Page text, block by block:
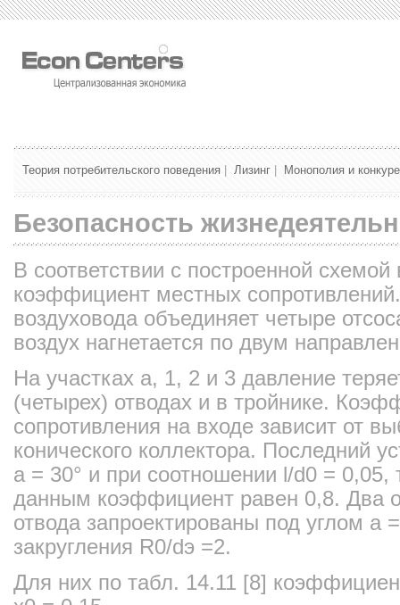
Теория потребительского поведения Лизинг Монополия и
Безопасность
В соответствии с построенной
коэффициент местных
воздуховода объединяет четыре
воздух нагнетается по двум
На участках а, 1, 2 и 3 давление
(четырех) отводах и в тройнике.
сопротивления на входе зависит от
конического коллектора. Последний
a = 30° и при соотношении l/d0 = 0,05,
данным коэффициент равен 0,8. Два
отвода запроектированы под углом a
закругления R0/dэ =2.
Для них по табл. 14.11 [8]